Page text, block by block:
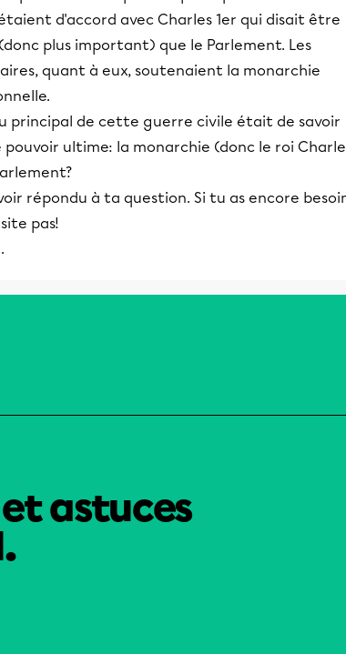
d'accord avec Charles 1er qui disait être
plus important) que le Parlement. Les
quant à eux, soutenaient la monarchie
principal de cette guerre civile était de savoir
pouvoir ultime: la monarchie (donc le roi
répondu à ta question. Si tu as encore
pas!
astuces